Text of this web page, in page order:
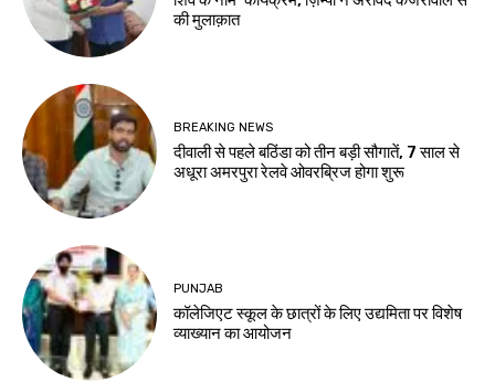
की मुलाक़ात
BREAKING NEWS
दीवाली से पहले बठिंडा को तीन बड़ी सौगातें, 7 साल से
अधूरा अमरपुरा रेलवे ओवरब्रिज होगा शुरू
PUNJAB
कॉलेजिएट स्कूल के छात्रों के लिए उद्यमिता पर विशेष
व्याख्यान का आयोजन